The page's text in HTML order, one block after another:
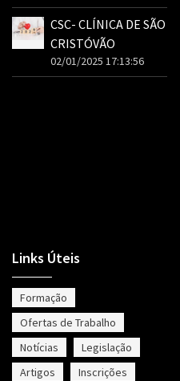
CSC- CLÍNICA DE SÃO
CRISTÓVÃO
02/01/2025 17:13:56
Links Úteis
Formação
Ofertas de Trabalho
Notícias
Legislação
Artigos
Inscrições